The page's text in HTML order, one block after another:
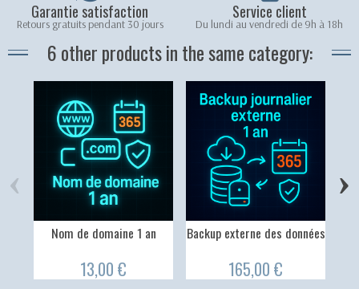
Garantie satisfaction
Retours gratuits pendant 30 jours
Service client
Du lundi au vendredi de 9h à 18h
6 other products in the same category:
Nom de domaine 1 an
13,00 €
Backup externe des données
165,00 €
‹ ›